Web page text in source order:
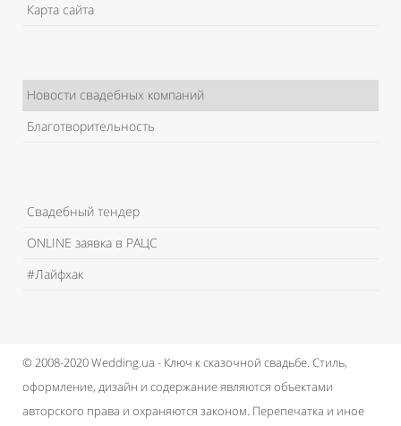
Карта сайта
Новости свадебных компаний
Благотворительность
Свадебный тендер
ONLINE заявка в РАЦС
#Лайфхак
© 2008-2020 Wedding.ua - Ключ к сказочной свадьбе. Стиль,
оформление, дизайн и содержание являются объектами
авторского права и охраняются законом. Перепечатка и иное